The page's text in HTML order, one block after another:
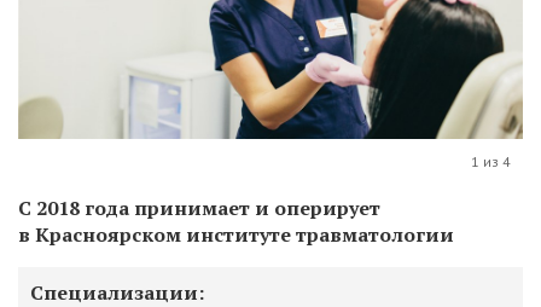
1 из 4
С 2018 года принимает и оперирует
в Красноярском институте травматологии
Специализации: